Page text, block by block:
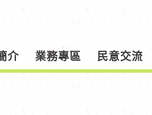
介 業務專區 民意交流